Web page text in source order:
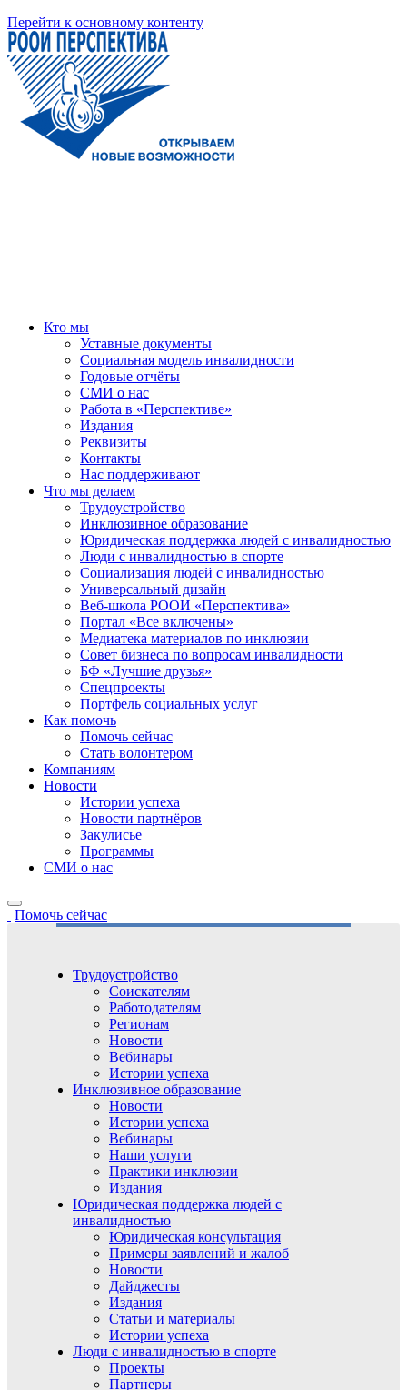
Перейти к основному контенту
Кто мы
Уставные документы
Социальная модель инвалидности
Годовые отчёты
СМИ о нас
Работа в «Перспективе»
Издания
Реквизиты
Контакты
Нас поддерживают
Что мы делаем
Трудоустройство
Инклюзивное образование
Юридическая поддержка людей с инвалидностью
Люди с инвалидностью в спорте
Социализация людей с инвалидностью
Универсальный дизайн
Веб-школа РООИ «Перспектива»
Портал «Все включены»
Медиатека материалов по инклюзии
Совет бизнеса по вопросам инвалидности
БФ «Лучшие друзья»
Спецпроекты
Портфель социальных услуг
Как помочь
Помочь сейчас
Стать волонтером
Компаниям
Новости
Истории успеха
Новости партнёров
Закулисье
Программы
СМИ о нас
Помочь сейчас
Трудоустройство
Соискателям
Работодателям
Регионам
Новости
Вебинары
Истории успеха
Инклюзивное образование
Новости
Истории успеха
Вебинары
Наши услуги
Практики инклюзии
Издания
Юридическая поддержка людей с
инвалидностью
Юридическая консультация
Примеры заявлений и жалоб
Новости
Дайджесты
Издания
Статьи и материалы
Истории успеха
Люди с инвалидностью в спорте
Проекты
Партнеры